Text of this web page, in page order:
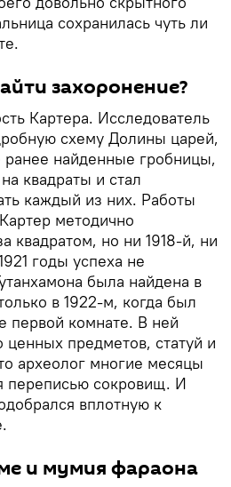
сохранилась чуть ли
захоронение?
Картера. Исследователь
схему Долины царей,
ранее найденные гробницы,
квадраты и стал
каждый из них. Работы
методично
квадратом, но ни 1918-й, ни
годы успеха не
была найдена в
в 1922-м, когда был
первой комнате. В ней
ценных предметов, статуй и
археолог многие месяцы
переписью сокровищ. И
вплотную к
и мумия фараона